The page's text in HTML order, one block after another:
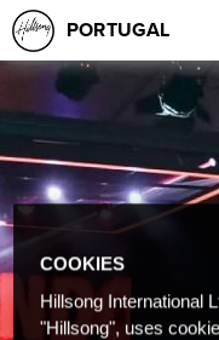
PORTUGAL
COOKIES
Hillsong International
"Hillsong", uses